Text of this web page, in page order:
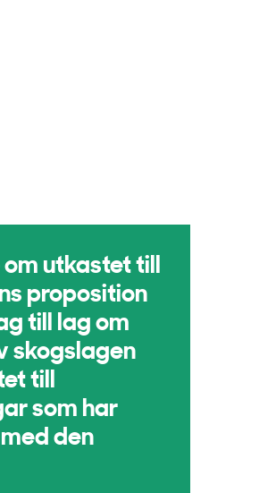
utkastet till
proposition
till lag om
skogslagen
till
som har
den